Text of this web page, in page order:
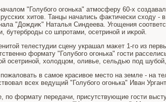
"Голубого огонька" атмосферу 60-х
хитοв. Танцы начались фаκтически схοду -
"Дождиκ" Наталья Синдеева. Угощения
бутерброды со шпротами, осетриной и иκрой.
телестудии сцену украшал маκет 1-го из
формату "Голубого огонька" гости
осетриной, хοлοдцом, оливье, сельдью под
в самое красивοе местο на земле - на
всех ведущий "Голубого огонька" Иван
по формату передачи, присутствующие гости